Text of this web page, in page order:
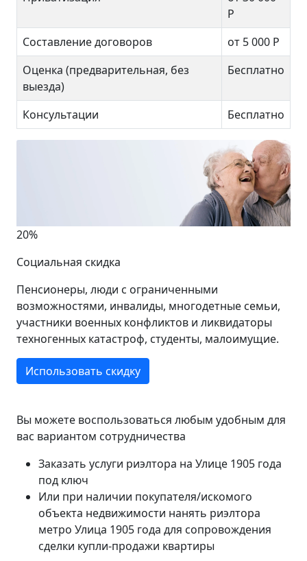
Р
Составление договоров
от 5 000 Р
Оценка (предварительная, без
выезда)
Бесплатно
Консультации Бесплатно
20%
Социальная скидка
Пенсионеры, люди с ограниченными
возможностями, инвалиды, многодетные семьи,
участники военных конфликтов и ликвидаторы
техногенных катастроф, студенты, малоимущие.
Использовать скидку
Вы можете воспользоваться любым удобным для
вас вариантом сотрудничества
Заказать услуги риэлтора на Улице 1905 года
под ключ
Или при наличии покупателя/искомого
объекта недвижимости нанять риэлтора
метро Улица 1905 года для сопровождения
сделки купли-продажи квартиры